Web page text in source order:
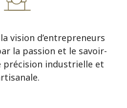
vision d’entrepreneurs
la passion et le savoir-
précision industrielle et